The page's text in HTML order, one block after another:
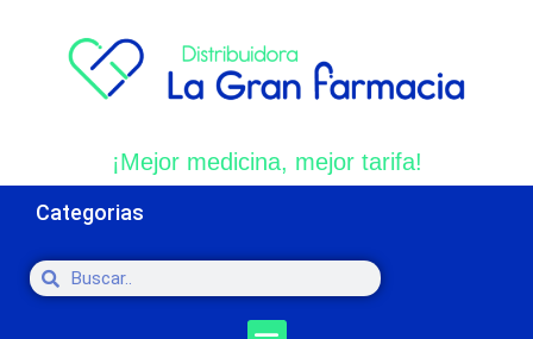
¡Mejor medicina, mejor tarifa!
Categorias